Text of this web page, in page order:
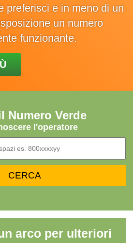
preferisci e in meno di un
un numero
funzionante.
Numero Verde
l'operatore
arco per ulteriori